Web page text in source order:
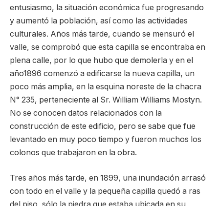
entusiasmo, la situación económica fue progresando
y aumentó la población, así como las actividades
culturales. Años más tarde, cuando se mensuró el
valle, se comprobó que esta capilla se encontraba en
plena calle, por lo que hubo que demolerla y en el
año1896 comenzó a edificarse la nueva capilla, un
poco más amplia, en la esquina noreste de la chacra
N° 235, perteneciente al Sr. William Williams Mostyn.
No se conocen datos relacionados con la
construcción de este edificio, pero se sabe que fue
levantado en muy poco tiempo y fueron muchos los
colonos que trabajaron en la obra.
Tres años más tarde, en 1899, una inundación arrasó
con todo en el valle y la pequeña capilla quedó a ras